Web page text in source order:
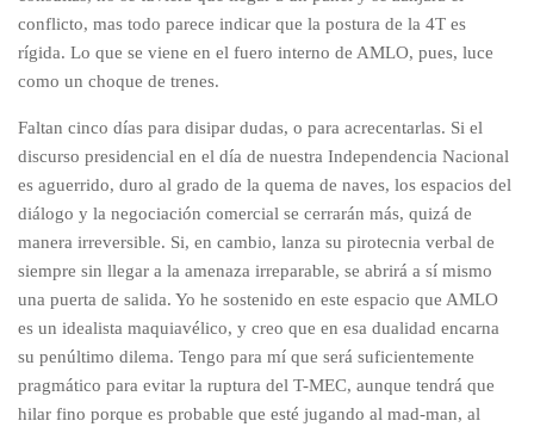
conflicto, mas todo parece indicar que la postura de la 4T es
rígida. Lo que se viene en el fuero interno de AMLO, pues, luce
como un choque de trenes.
Faltan cinco días para disipar dudas, o para acrecentarlas. Si el
discurso presidencial en el día de nuestra Independencia Nacional
es aguerrido, duro al grado de la quema de naves, los espacios del
diálogo y la negociación comercial se cerrarán más, quizá de
manera irreversible. Si, en cambio, lanza su pirotecnia verbal de
siempre sin llegar a la amenaza irreparable, se abrirá a sí mismo
una puerta de salida. Yo he sostenido en este espacio que AMLO
es un idealista maquiavélico, y creo que en esa dualidad encarna
su penúltimo dilema. Tengo para mí que será suficientemente
pragmático para evitar la ruptura del T-MEC, aunque tendrá que
hilar fino porque es probable que esté jugando al mad-man, al